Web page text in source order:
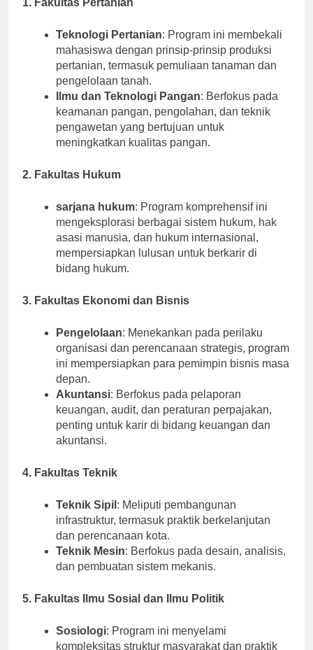
Teknologi Pertanian: Program ini membekali
mahasiswa dengan prinsip-prinsip produksi
pertanian, termasuk pemuliaan tanaman dan
pengelolaan tanah.
Ilmu dan Teknologi Pangan: Berfokus pada
keamanan pangan, pengolahan, dan teknik
pengawetan yang bertujuan untuk
meningkatkan kualitas pangan.
2. Fakultas Hukum
sarjana hukum: Program komprehensif ini
mengeksplorasi berbagai sistem hukum, hak
asasi manusia, dan hukum internasional,
mempersiapkan lulusan untuk berkarir di
bidang hukum.
3. Fakultas Ekonomi dan Bisnis
Pengelolaan: Menekankan pada perilaku
organisasi dan perencanaan strategis, program
ini mempersiapkan para pemimpin bisnis masa
depan.
Akuntansi: Berfokus pada pelaporan
keuangan, audit, dan peraturan perpajakan,
penting untuk karir di bidang keuangan dan
akuntansi.
4. Fakultas Teknik
Teknik Sipil: Meliputi pembangunan
infrastruktur, termasuk praktik berkelanjutan
dan perencanaan kota.
Teknik Mesin: Berfokus pada desain, analisis,
dan pembuatan sistem mekanis.
5. Fakultas Ilmu Sosial dan Ilmu Politik
Sosiologi: Program ini menyelami
kompleksitas struktur masyarakat dan praktik